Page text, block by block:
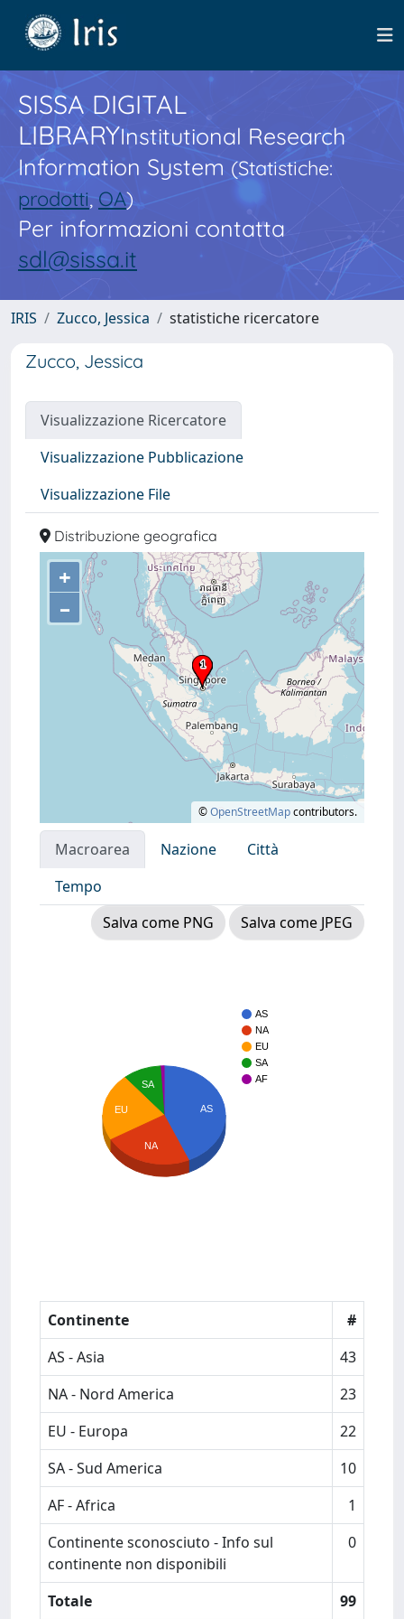
SISSA DIGITAL
LIBRARYInstitutional Research
Information System(Statistiche:
prodotti,OA)
Per informazioni contatta
sdl@sissa.it
IRIS Zucco, Jessica statistiche ricercatore
Zucco, Jessica
Visualizzazione Ricercatore
Visualizzazione Pubblicazione
Visualizzazione File
Distribuzione geografica
+
–
©OpenStreetMapcontributors.
Macroarea Nazione
Città
Tempo
Salva come PNG
Salva come JPEG
AS
NA
EU
SA
AF
AS
SA
EU
NA
Continente
#
AS - Asia
43
NA - Nord America
23
EU - Europa
22
SA - Sud America
10
AF - Africa
1
Continente sconosciuto - Info sul
continente non disponibili
0
Totale 99